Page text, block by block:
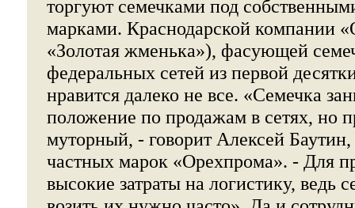
торгуют семечками под
марками. Краснодарской компании
«Золотая жменька»), фасующей
федеральных сетей из первой
нравится далеко не все. «Семечка
положение по продажам в сетях, но
муторный, - говорит Алексей Баутин,
частных марок «Орехпрома». - Для
высокие затраты на логистику, ведь